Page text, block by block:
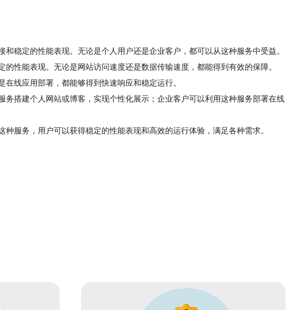
稳定的性能表现。无论是个人用户还是企业客户，都可以从这种服务中受益。
性能表现。无论是网站访问速度还是数据传输速度，都能得到有效的保障。
线应用部署，都能够得到快速响应和稳定运行。
搭建个人网站或博客，实现个性化展示；企业客户可以利用这种服务部署在线
服务，用户可以获得稳定的性能表现和高效的运行体验，满足各种需求。